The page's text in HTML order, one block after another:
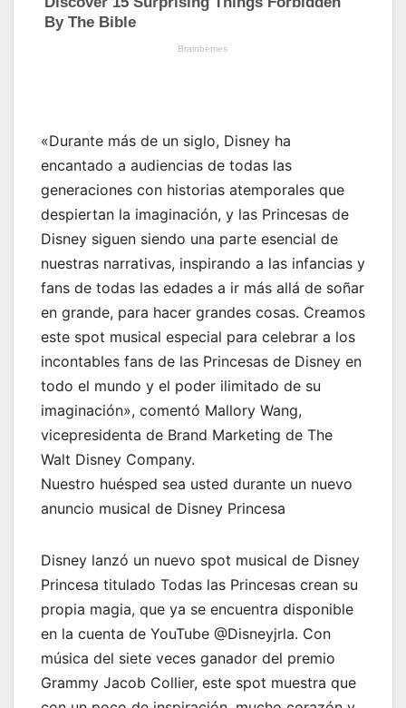
«Durante más de un siglo, Disney ha
encantado a audiencias de todas las
generaciones con historias atemporales que
despiertan la imaginación, y las Princesas de
Disney siguen siendo una parte esencial de
nuestras narrativas, inspirando a las infancias y
fans de todas las edades a ir más allá de soñar
en grande, para hacer grandes cosas. Creamos
este spot musical especial para celebrar a los
incontables fans de las Princesas de Disney en
todo el mundo y el poder ilimitado de su
imaginación», comentó Mallory Wang,
vicepresidenta de Brand Marketing de The
Walt Disney Company.
Nuestro huésped sea usted durante un nuevo
anuncio musical de Disney Princesa
Disney lanzó un nuevo spot musical de Disney
Princesa titulado Todas las Princesas crean su
propia magia, que ya se encuentra disponible
en la cuenta de YouTube @Disneyjrla. Con
música del siete veces ganador del premio
Grammy Jacob Collier, este spot muestra que